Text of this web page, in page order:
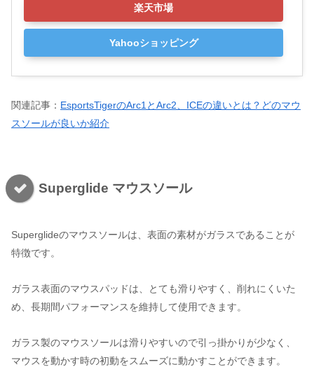
楽天市場
Yahooショッピング
関連記事： EsportsTigerのArc1とArc2、ICEの違いとは？どのマウ
スソールが良いか紹介
Superglide マウスソール
Superglideのマウスソールは、表面の素材がガラスであることが
特徴です。
ガラス表面のマウスパッドは、とても滑りやすく、削れにくいた
め、長期間パフォーマンスを維持して使用できます。
ガラス製のマウスソールは滑りやすいので引っ掛かりが少なく、
マウスを動かす時の初動をスムーズに動かすことができます。